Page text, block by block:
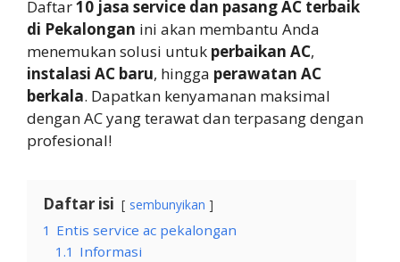
Daftar10 jasa service dan pasang AC terbaik
di Pekalongan ini akan membantu Anda
menemukan solusi untuk perbaikan AC,
instalasi AC baru, hingga perawatan AC
berkala. Dapatkan kenyamanan maksimal
dengan AC yang terawat dan terpasang dengan
profesional!
Daftar isi sembunyikan
1 Entis service ac pekalongan
1.1 Informasi